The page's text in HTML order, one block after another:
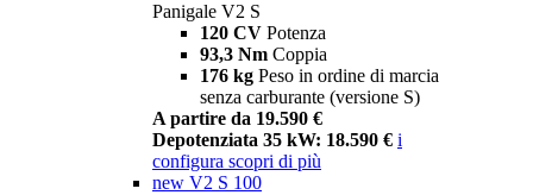
Panigale V2 S
120 CV Potenza
93,3 Nm Coppia
176 kg Peso in ordine di marcia
senza carburante (versione S)
A partire da 19.590 €
Depotenziata 35 kW: 18.590 € i
configura scopri di più
new V2 S 100